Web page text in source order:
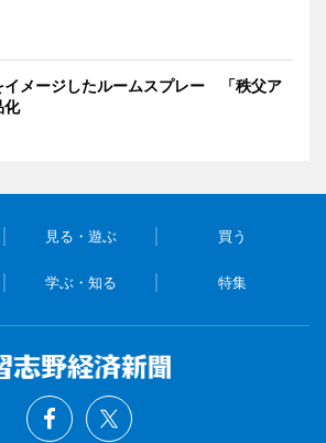
イメージしたルームスプレー 「秩父ア
化
見る・遊ぶ 買う
学ぶ・知る 特集